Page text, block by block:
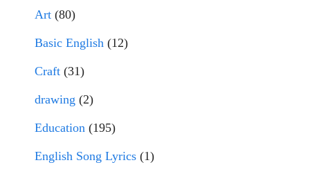
Art (80)
Basic English (12)
Craft (31)
drawing (2)
Education (195)
English Song Lyrics (1)